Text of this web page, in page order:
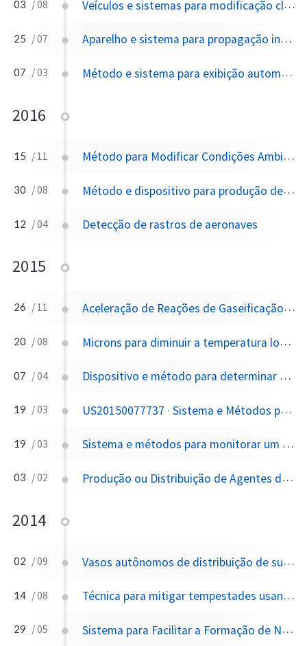
03 / 08 Veículos e sistemas para modificação climática
25 / 07 Aparelho e sistema para propagação inteligente em formações de nuvens
07 / 03 Método e sistema para exibição automática de trajetória de voo, trajetória de semeadura e dados meteorológicos
2016
15 / 11 Método para Modificar Condições Ambientais com Anel Composto por Material Magnético
30 / 08 Método e dispositivo para produção de neve
12 / 04 Detecção de rastros de aeronaves
2015
26 / 11 Aceleração de Reações de Gaseificação de Carbono por Microondas
20 / 08 Microns para diminuir a temperatura local usando materiais de alto albedo
07 / 04 Dispositivo e método para determinar e indicar efeitos relevantes para o clima de um rastro produzido por um avião
19 / 03 US20150077737 · Sistema e Métodos para Monitorar um Ambiente
19 / 03 Sistema e métodos para monitorar um ambiente
03 / 02 Produção ou Distribuição de Agentes de Força Radiativa
2014
02 / 09 Vasos autônomos de distribuição de substâncias movidos a ondas para fertilizar o plâncton, alimentar peixes e sequestrar carbono da atmosfera
14 / 08 Técnica para mitigar tempestades usando conjuntos de turbinas eólicas
29 / 05 Sistema para Facilitar a Formação de Nuvens e Precipitação de Nuvens